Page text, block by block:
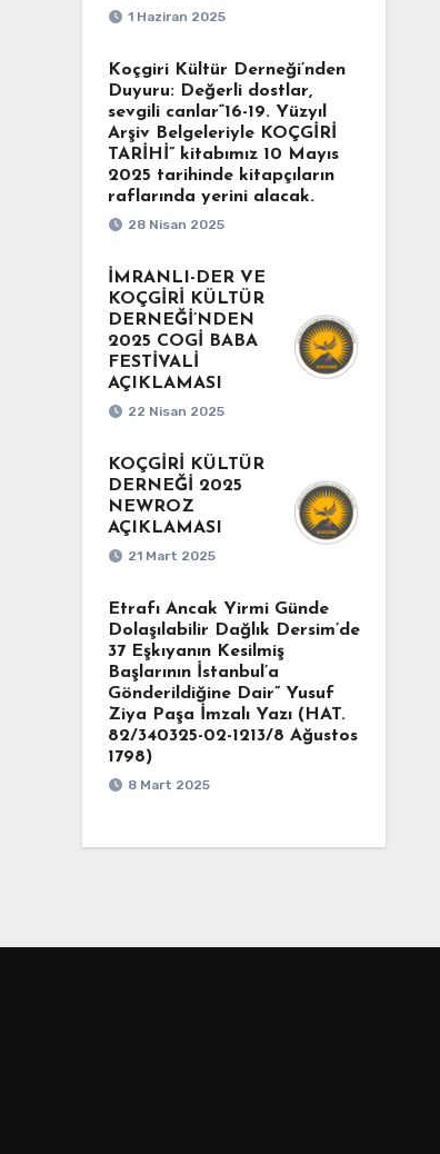
1 Haziran 2025
Koçgiri Kültür Derneği’nden
Duyuru: Değerli dostlar,
sevgili canlar“16-19. Yüzyıl
Arşiv Belgeleriyle KOÇGİRİ
TARİHİ” kitabımız 10 Mayıs
2025 tarihinde kitapçıların
raflarında yerini alacak.
28 Nisan 2025
İMRANLI-DER VE
KOÇGİRİ KÜLTÜR
DERNEĞİ’NDEN
2025 COGİ BABA
FESTİVALİ
AÇIKLAMASI
22 Nisan 2025
KOÇGİRİ KÜLTÜR
DERNEĞİ 2025
NEWROZ
AÇIKLAMASI
21 Mart 2025
Etrafı Ancak Yirmi Günde
Dolaşılabilir Dağlık Dersim’de
37 Eşkıyanın Kesilmiş
Başlarının İstanbul’a
Gönderildiğine Dair” Yusuf
Ziya Paşa İmzalı Yazı (HAT.
82/340325-02-1213/8 Ağustos
1798)
8 Mart 2025